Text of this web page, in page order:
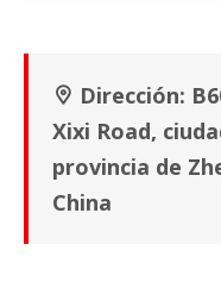
 Dirección:
Xixi Road,
provincia de
China